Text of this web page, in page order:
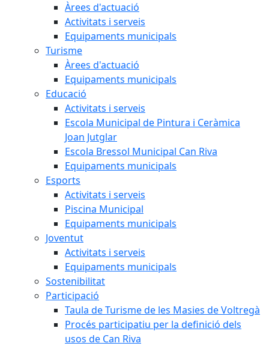
Àrees d'actuació
Activitats i serveis
Equipaments municipals
Turisme
Àrees d'actuació
Equipaments municipals
Educació
Activitats i serveis
Escola Municipal de Pintura i Ceràmica
Joan Jutglar
Escola Bressol Municipal Can Riva
Equipaments municipals
Esports
Activitats i serveis
Piscina Municipal
Equipaments municipals
Joventut
Activitats i serveis
Equipaments municipals
Sostenibilitat
Participació
Taula de Turisme de les Masies de Voltregà
Procés participatiu per la definició dels
usos de Can Riva